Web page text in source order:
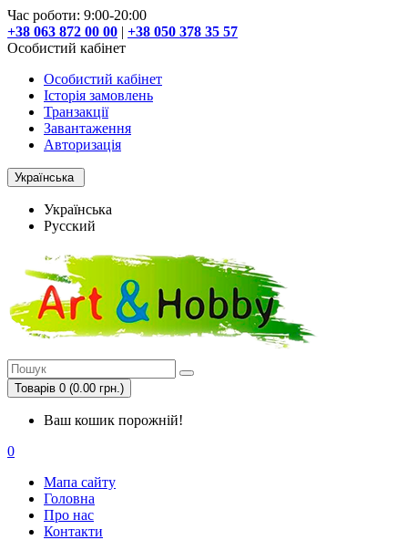
Час роботи: 9:00-20:00
+38 063 872 00 00 | +38 050 378 35 57
Особистий кабінет
Особистий кабінет
Історія замовлень
Транзакції
Завантаження
Авторизація
Українська
Українська
Русский
Товарів 0 (0.00 грн.)
Ваш кошик порожній!
0
Мапа сайту
Головна
Про нас
Контакти